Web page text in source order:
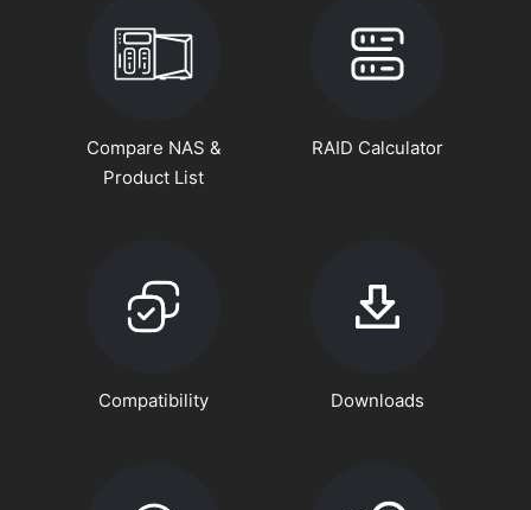
Compare NAS &
Product List
RAID Calculator
Compatibility Downloads